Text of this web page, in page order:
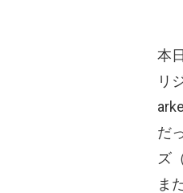
本
リ
だ
ズ
ま